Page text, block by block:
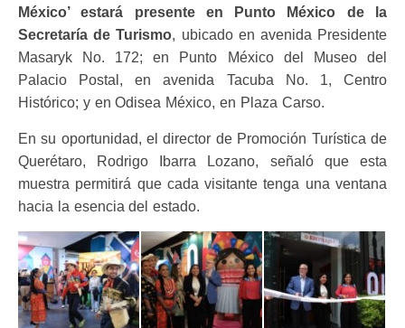
México’ estará presente en Punto México de la
Secretaría de Turismo, ubicado en avenida Presidente
Masaryk No. 172; en Punto México del Museo del
Palacio Postal, en avenida Tacuba No. 1, Centro
Histórico; y en Odisea México, en Plaza Carso.
En su oportunidad, el director de Promoción Turística de
Querétaro, Rodrigo Ibarra Lozano, señaló que esta
muestra permitirá que cada visitante tenga una ventana
hacia la esencia del estado.